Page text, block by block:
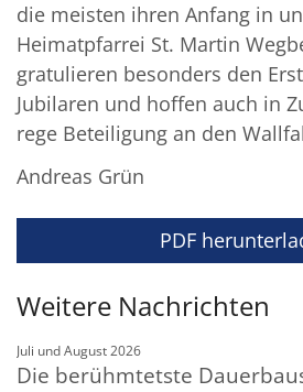
die meisten ihren Anfang in
Heimatpfarrei St. Martin
gratulieren besonders den
Jubilaren und hoffen auch in
rege Beteiligung an den
Andreas Grün
PDF
Weitere Nachrichten
Juli und August 2026:
Die berühmtetste